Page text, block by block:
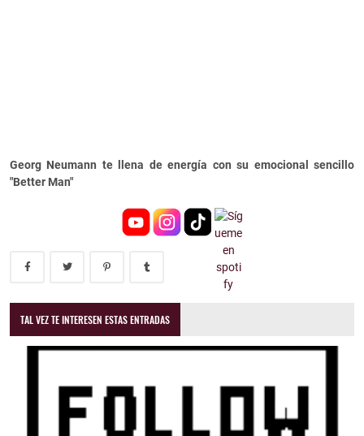
Georg Neumann te llena de energía con su emocional sencillo
"Better Man"
TAL VEZ TE INTERESEN ESTAS ENTRADAS